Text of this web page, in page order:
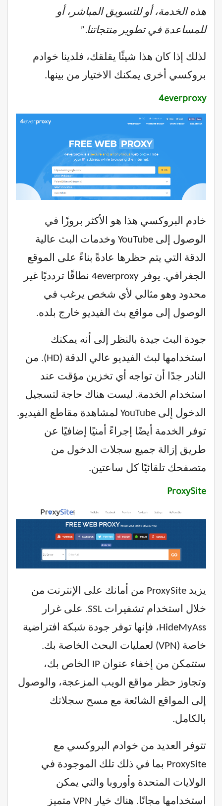
هذه الخدمة، أو للتسويق المباشر، أو
للمساعدة في تطوير منتجاتنا.”
لذلك إذا كان هذا شيئًا يقلقك، فلدينا خوادم
بروكسي أخرى يمكنك الاختيار من بينها.
4everproxy
خادم البروكسي هذا هو الأكثر بروزًا في
الوصول إلى YouTube وخدمات البث عالية
الدقة التي يتم حظرها عادةً بناءً على الموقع
الجغرافي. يوفر 4everproxy نطاقًا تردديًا غير
محدود وهو مثالي لأي شخص يرغب في
الوصول إلى مواقع بث الفيديو خارج بلده.
جودة البث جيدة بالنظر إلى أنه يمكنك
استخدامها لبث الفيديو عالي الدقة (HD). من
النادر جدًا أن تواجه أي تخزين مؤقت عند
استخدام الخدمة. ليست هناك حاجة لتسجيل
الدخول إلى YouTube لمشاهدة مقاطع الفيديو.
توفر الخدمة أيضًا إجراءً أمنيًا إضافيًا عن
طريق إزالة جميع سجلات الدخول من
متصفحك تلقائيًا كل ساعتين.
ProxySite
يزيد ProxySite من أمانك على الإنترنت من
خلال استخدام تشفيرات SSL. على غرار
HideMyAss، فإنها توفر جودة شبكة افتراضية
خاصة (VPN) لعمليات البحث الخاصة بك.
ستتمكن من إخفاء عنوان IP الخاص بك،
وتجاوز حظر مواقع الويب المزعجة، والوصول
إلى المواقع الشائعة مع مسح سجلاتك
بالكامل.
تتوفر العديد من خوادم البروكسي مع
ProxySite بما في ذلك تلك الموجودة في
الولايات المتحدة وأوروبا والتي يمكن
استخدامها مجانًا. هناك خيار VPN متميز